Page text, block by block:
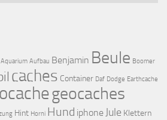
Aquarium Aufbau Benjamin Beule Boomer
caches Container Daf Dodge Earthcache
geocaches
Hint Horni Hund iphone Jule Klettern